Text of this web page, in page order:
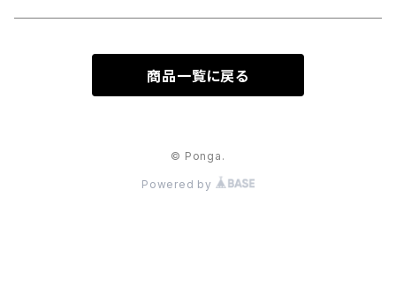
DEFEET/デフィート
商品一覧に戻る
© Ponga.
Powered by